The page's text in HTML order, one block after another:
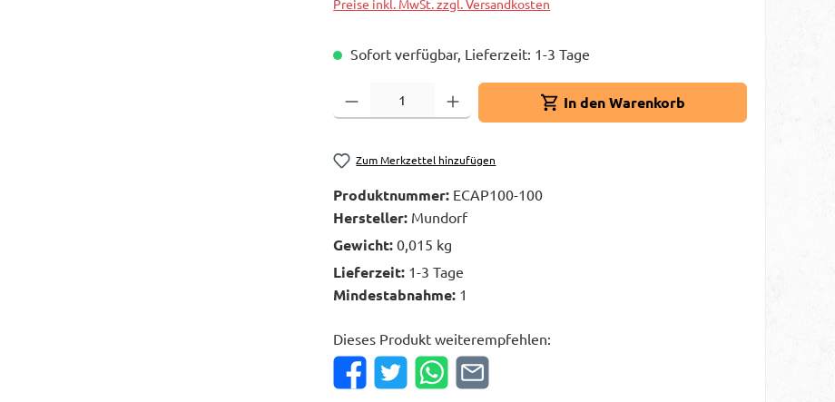
Preise inkl. MwSt. zzgl. Versandkosten
Sofort verfügbar, Lieferzeit: 1-3 Tage
Produkt Anzahl: Gib den gewünschten Wert ein oder benutze die Schaltflächen um die
In den Warenkorb
Zum Merkzettel hinzufügen
Produktnummer: ECAP100-100
Hersteller: Mundorf
Gewicht:0,015 kg
Lieferzeit: 1-3 Tage
Mindestabnahme: 1
Dieses Produkt weiterempfehlen: